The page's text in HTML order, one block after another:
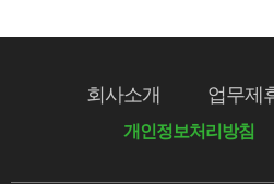
회사소개 업무제
개인정보처리방침